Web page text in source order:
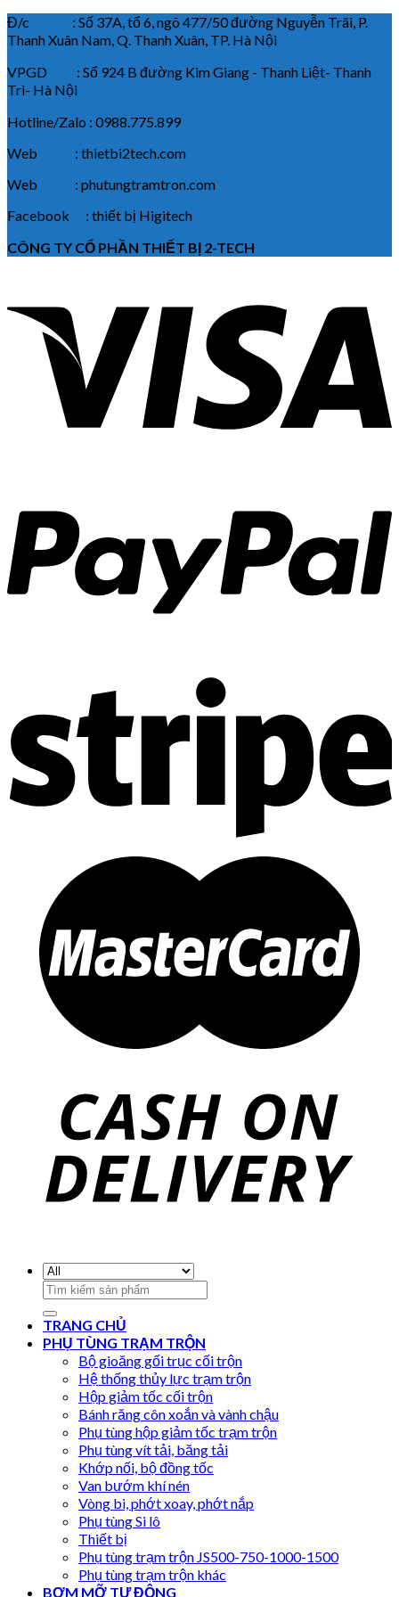
Đ/c : Số 37A, tổ 6, ngõ 477/50 đường Nguyễn Trãi, P.
Thanh Xuân Nam, Q. Thanh Xuân, TP. Hà Nội
VPGD : Số 924 B đường Kim Giang - Thanh Liệt- Thanh
Trì- Hà Nội
Hotline/Zalo : 0988.775.899
Web : thietbi2tech.com
Web : phutungtramtron.com
Facebook : thiết bị Higitech
CÔNG TY CỔ PHẦN THIẾT BỊ 2-TECH
Search
for:
TRANG CHỦ
PHỤ TÙNG TRẠM TRỘN
Bộ gioăng gối trục cối trộn
Hệ thống thủy lực trạm trộn
Hộp giảm tốc cối trộn
Bánh răng côn xoắn và vành chậu
Phụ tùng hộp giảm tốc trạm trộn
Phụ tùng vít tải, băng tải
Khớp nối, bộ đồng tốc
Van bướm khí nén
Vòng bi, phớt xoay, phớt nắp
Phụ tùng Si lô
Thiết bị
Phụ tùng trạm trộn JS500-750-1000-1500
Phụ tùng trạm trộn khác
BƠM MỠ TỰ ĐỘNG